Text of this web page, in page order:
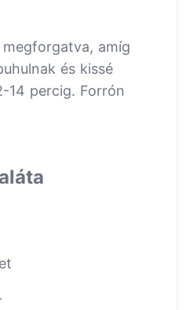
amíg
és kissé
14 percig. Forrón